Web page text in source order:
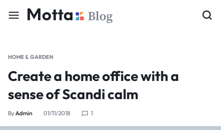
HOME & GARDEN
Create a home office with a
sense of Scandi calm
ByAdmin 01/11/2018 1